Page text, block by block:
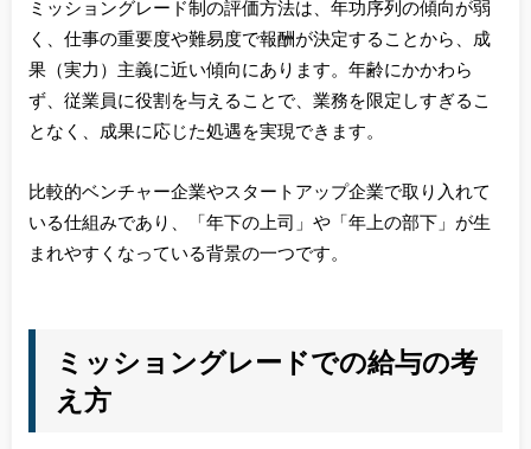
ミッショングレード制の評価方法は、年功序列の傾向が弱
く、仕事の重要度や難易度で報酬が決定することから、成
果（実力）主義に近い傾向にあります。年齢にかかわら
ず、従業員に役割を与えることで、業務を限定しすぎるこ
となく、成果に応じた処遇を実現できます。
比較的ベンチャー企業やスタートアップ企業で取り入れて
いる仕組みであり、「年下の上司」や「年上の部下」が生
まれやすくなっている背景の一つです。
ミッショングレードでの給与の考
え方